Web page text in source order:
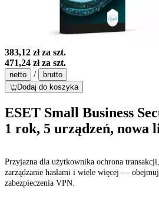
383,12 złza szt.
471,24 złza szt.
netto /
brutto
Dodaj do koszyka
ESET Small Business
1 rok, 5 urządzeń, nowa
Przyjazna dla użytkownika ochrona
zarządzanie hasłami i wiele więcej —
zabezpieczenia VPN.